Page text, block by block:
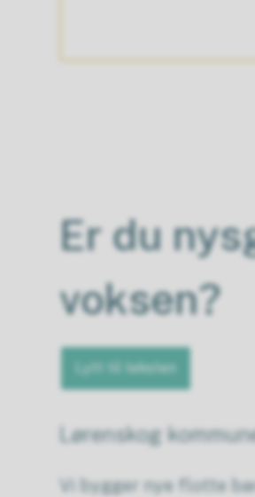
Er du
voksen?
Lytt til teksten
Lørenskog
Vi bygger nye flotte